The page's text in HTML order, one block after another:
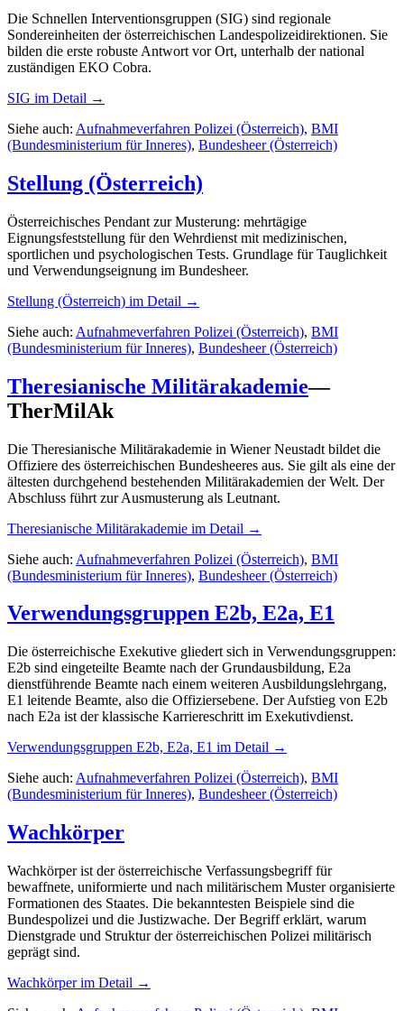
Die Schnellen Interventionsgruppen (SIG) sind regionale
Sondereinheiten der österreichischen Landespolizeidirektionen. Sie
bilden die erste robuste Antwort vor Ort, unterhalb der national
zuständigen EKO Cobra.
SIG im Detail →
Siehe auch: Aufnahmeverfahren Polizei (Österreich), BMI
(Bundesministerium für Inneres), Bundesheer (Österreich)
Stellung (Österreich)
Österreichisches Pendant zur Musterung: mehrtägige
Eignungsfeststellung für den Wehrdienst mit medizinischen,
sportlichen und psychologischen Tests. Grundlage für Tauglichkeit
und Verwendungseignung im Bundesheer.
Stellung (Österreich) im Detail →
Siehe auch: Aufnahmeverfahren Polizei (Österreich), BMI
(Bundesministerium für Inneres), Bundesheer (Österreich)
Theresianische Militärakademie—
TherMilAk
Die Theresianische Militärakademie in Wiener Neustadt bildet die
Offiziere des österreichischen Bundesheeres aus. Sie gilt als eine der
ältesten durchgehend bestehenden Militärakademien der Welt. Der
Abschluss führt zur Ausmusterung als Leutnant.
Theresianische Militärakademie im Detail →
Siehe auch: Aufnahmeverfahren Polizei (Österreich), BMI
(Bundesministerium für Inneres), Bundesheer (Österreich)
Verwendungsgruppen E2b, E2a, E1
Die österreichische Exekutive gliedert sich in Verwendungsgruppen:
E2b sind eingeteilte Beamte nach der Grundausbildung, E2a
dienstführende Beamte nach einem weiteren Ausbildungslehrgang,
E1 leitende Beamte, also die Offiziersebene. Der Aufstieg von E2b
nach E2a ist der klassische Karriereschritt im Exekutivdienst.
Verwendungsgruppen E2b, E2a, E1 im Detail →
Siehe auch: Aufnahmeverfahren Polizei (Österreich), BMI
(Bundesministerium für Inneres), Bundesheer (Österreich)
Wachkörper
Wachkörper ist der österreichische Verfassungsbegriff für
bewaffnete, uniformierte und nach militärischem Muster organisierte
Formationen des Staates. Die bekanntesten Beispiele sind die
Bundespolizei und die Justizwache. Der Begriff erklärt, warum
Dienstgrade und Struktur der österreichischen Polizei militärisch
geprägt sind.
Wachkörperim Detail →